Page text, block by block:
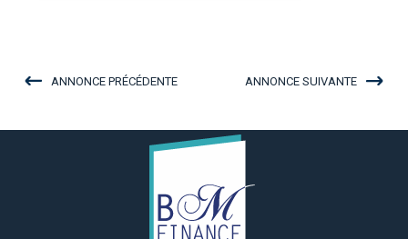
ANNONCE PRÉCÉDENTE ANNONCE SUIVANTE